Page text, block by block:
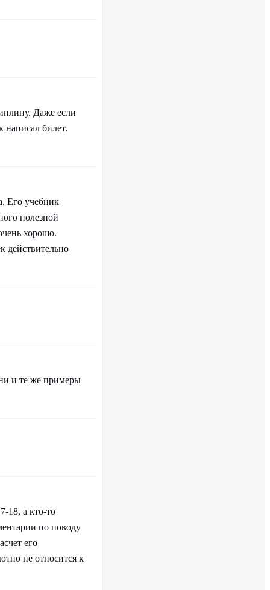
Даже если
написал билет.
Его учебник
полезной
хорошо.
действительно
и те же примеры
18, а кто-то
по поводу
его
не относится к